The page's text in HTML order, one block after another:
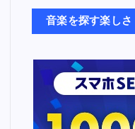
音楽を探す楽しさ